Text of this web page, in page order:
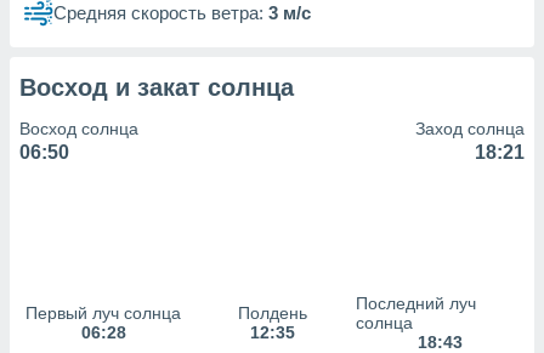
наших 1199
Средняя скорость ветра: 3 м/с
Восход и закат солнца
Восход солнца
06:50
Заход солнца
18:21
Первый луч солнца
06:28
Полдень
12:35
Последний луч
солнца
18:43